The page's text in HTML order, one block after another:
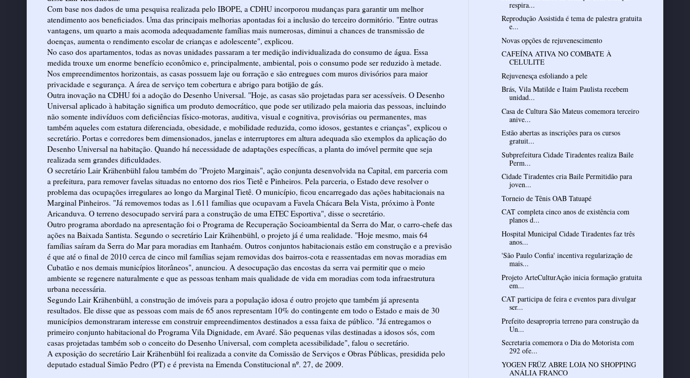
Com base nos dados de uma pesquisa realizada pelo IBOPE, a CDHU incorporou mudanças para garantir um melhor
atendimento aos beneficiados. Uma das principais melhorias apontadas foi a inclusão do terceiro dormitório. "Entre outras
vantagens, um quarto a mais acomoda adequadamente famílias mais numerosas, diminui a chances de transmissão de
doenças, aumenta o rendimento escolar de crianças e adolescente", explicou.
No caso dos apartamentos, todas as novas unidades passaram a ter medição individualizada do consumo de água. Essa
medida trouxe um enorme benefício econômico e, principalmente, ambiental, pois o consumo pode ser reduzido à metade.
Nos empreendimentos horizontais, as casas possuem laje ou forração e são entregues com muros divisórios para maior
privacidade e segurança. A área de serviço tem cobertura e abrigo para botijão de gás.
Outra inovação na CDHU foi a adoção do Desenho Universal. "Hoje, as casas são projetadas para ser acessíveis. O Desenho
Universal aplicado à habitação significa um produto democrático, que pode ser utilizado pela maioria das pessoas, incluindo
não somente indivíduos com deficiências físico-motoras, auditiva, visual e cognitiva, provisórias ou permanentes, mas
também aqueles com estatura diferenciada, obesidade, e mobilidade reduzida, como idosos, gestantes e crianças", explicou o
secretário. Portas e corredores bem dimensionados, janelas e interruptores em altura adequada são exemplos da aplicação do
Desenho Universal na habitação. Quando há necessidade de adaptações específicas, a planta do imóvel permite que seja
realizada sem grandes dificuldades.
O secretário Lair Krähenbühl falou também do "Projeto Marginais", ação conjunta desenvolvida na Capital, em parceria com
a prefeitura, para remover favelas situadas no entorno dos rios Tietê e Pinheiros. Pela parceria, o Estado deve resolver o
problema das ocupações irregulares ao longo da Marginal Tietê. O município, ficou encarregado das ações habitacionais na
Marginal Pinheiros. "Já removemos todas as 1.611 famílias que ocupavam a Favela Chácara Bela Vista, próximo à Ponte
Aricanduva. O terreno desocupado servirá para a construção de uma ETEC Esportiva", disse o secretário.
Outro programa abordado na apresentação foi o Programa de Recuperação Socioambiental da Serra do Mar, o carro-chefe das
ações na Baixada Santista. Segundo o secretário Lair Krähenbühl, o projeto já é uma realidade. "Hoje mesmo, mais 64
famílias saíram da Serra do Mar para moradias em Itanhaém. Outros conjuntos habitacionais estão em construção e a previsão
é que até o final de 2010 cerca de cinco mil famílias sejam removidas dos bairros-cota e reassentadas em novas moradias em
Cubatão e nos demais municípios litorâneos", anunciou. A desocupação das encostas da serra vai permitir que o meio
ambiente se regenere naturalmente e que as pessoas tenham mais qualidade de vida em moradias com toda infraestrutura
urbana necessária.
Segundo Lair Krähenbühl, a construção de imóveis para a população idosa é outro projeto que também já apresenta
resultados. Ele disse que as pessoas com mais de 65 anos representam 10% do contingente em todo o Estado e mais de 30
municípios demonstraram interesse em construir empreendimentos destinados a essa faixa de público. "Já entregamos o
primeiro conjunto habitacional do Programa Vila Dignidade, em Avaré. São pequenas vilas destinadas a idosos sós, com
casas projetadas também sob o conceito do Desenho Universal, com completa acessibilidade", falou o secretário.
A exposição do secretário Lair Krähenbühl foi realizada a convite da Comissão de Serviços e Obras Públicas, presidida pelo
deputado estadual Simão Pedro (PT) e é prevista na Emenda Constitucional nº. 27, de 2009.
respira...
Reprodução Assistida é tema de palestra gratuita
e...
Novas opções de rejuvenescimento
CAFEÍNA ATIVA NO COMBATE À
CELULITE
Rejuvenesça esfoliando a pele
Brás, Vila Matilde e Itaim Paulista recebem
unidad...
Casa de Cultura São Mateus comemora terceiro
anive...
Estão abertas as inscrições para os cursos
gratuit...
Subprefeitura Cidade Tiradentes realiza Baile
Perm...
Cidade Tiradentes cria Baile Permitidão para
joven...
Torneio de Tênis OAB Tatuapé
CAT completa cinco anos de existência com
planos d...
Hospital Municipal Cidade Tiradentes faz três
anos...
'São Paulo Confia' incentiva regularização de
mais...
Projeto ArteCulturAção inicia formação gratuita
em...
CAT participa de feira e eventos para divulgar
ser...
Prefeito desapropria terreno para construção da
Un...
Secretaria comemora o Dia do Motorista com
292 ofe...
YOGEN FRÜZ ABRE LOJA NO SHOPPING
ANÁLIA FRANCO